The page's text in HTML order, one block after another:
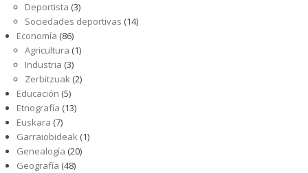
Deportista (3)
Sociedades deportivas (14)
Economía (86)
Agricultura (1)
Industria (3)
Zerbitzuak (2)
Educación (5)
Etnografía (13)
Euskara (7)
Garraiobideak (1)
Genealogía (20)
Geografía (48)